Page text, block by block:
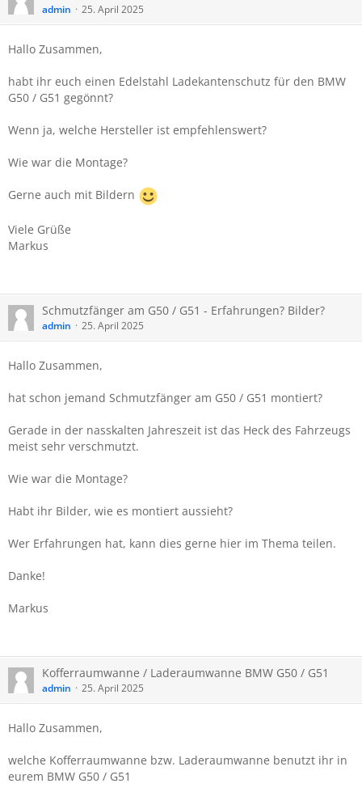
admin 25. April 2025
Hallo Zusammen,
habt ihr euch einen Edelstahl Ladekantenschutz für den BMW
G50 / G51 gegönnt?
Wenn ja, welche Hersteller ist empfehlenswert?
Wie war die Montage?
Gerne auch mit Bildern
Viele Grüße
Markus
Schmutzfänger am G50 / G51 - Erfahrungen? Bilder?
admin 25. April 2025
Hallo Zusammen,
hat schon jemand Schmutzfänger am G50 / G51 montiert?
Gerade in der nasskalten Jahreszeit ist das Heck des Fahrzeugs
meist sehr verschmutzt.
Wie war die Montage?
Habt ihr Bilder, wie es montiert aussieht?
Wer Erfahrungen hat, kann dies gerne hier im Thema teilen.
Danke!
Markus
Kofferraumwanne / Laderaumwanne BMW G50 / G51
admin 25. April 2025
Hallo Zusammen,
welche Kofferraumwanne bzw. Laderaumwanne benutzt ihr in
eurem BMW G50 / G51